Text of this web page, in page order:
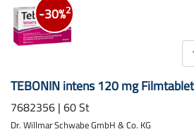
-30%2
TEBONIN intens 120 mg
7682356 | 60 St
Dr. Willmar Schwabe GmbH & Co. KG